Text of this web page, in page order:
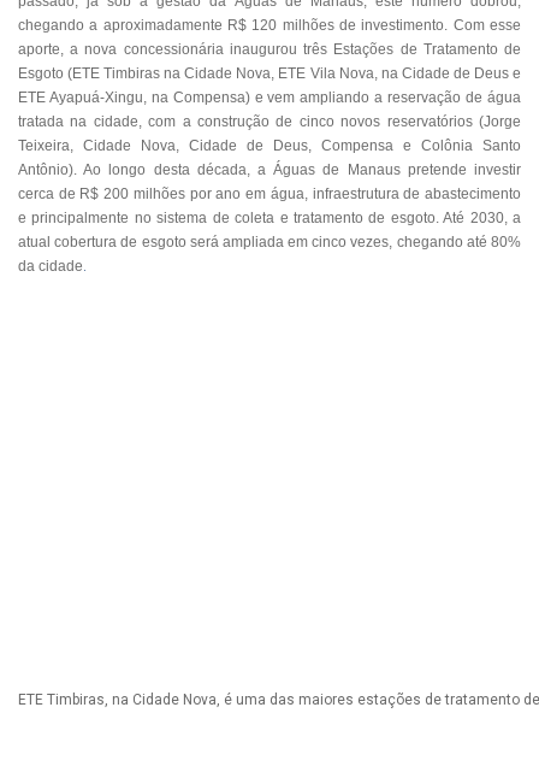
chegando a aproximadamente R$ 120 milhões de investimento. Com esse
aporte, a nova concessionária inaugurou três Estações de Tratamento de
Esgoto (ETE Timbiras na Cidade Nova, ETE Vila Nova, na Cidade de Deus e
ETE Ayapuá-Xingu, na Compensa) e vem ampliando a reservação de água
tratada na cidade, com a construção de cinco novos reservatórios (Jorge
Teixeira, Cidade Nova, Cidade de Deus, Compensa e Colônia Santo
Antônio). Ao longo desta década, a Águas de Manaus pretende investir
cerca de R$ 200 milhões por ano em água, infraestrutura de abastecimento
e principalmente no sistema de coleta e tratamento de esgoto. Até 2030, a
atual cobertura de esgoto será ampliada em cinco vezes, chegando até 80%
da cidade.
ETE Timbiras, na Cidade Nova, é uma das maiores estações de tratamento